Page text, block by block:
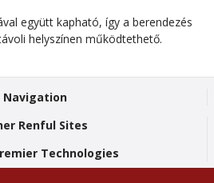
együtt kapható, így a berendezés
helyszínen működtethető.
Navigation
Renful Sites
Technologies